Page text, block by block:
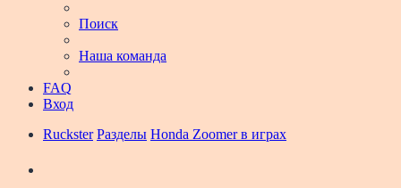
Поиск
Наша команда
FAQ
Вход
Ruckster Разделы Honda Zoomer в играх